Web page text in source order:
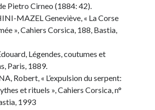
Pietro Cirneo (1884: 42).
MAZEL Geneviève, « La Corse
», Cahiers Corsica, 188, Bastia,
Légendes, coutumes et
Paris, 1889.
Robert, « L’expulsion du serpent:
et rituels », Cahiers Corsica, n°
1993